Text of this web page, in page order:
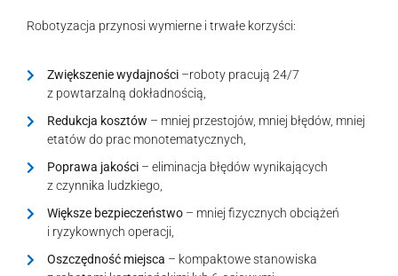
Robotyzacja przynosi wymierne i trwałe korzyści:
Zwiększenie wydajności –roboty pracują 24/7
z powtarzalną dokładnością,
Redukcja kosztów – mniej przestojów, mniej błędów, mniej
etatów do prac monotematycznych,
Poprawa jakości– eliminacja błędów wynikających
z czynnika ludzkiego,
Większe bezpieczeństwo– mniej fizycznych obciążeń
i ryzykownych operacji,
Oszczędność miejsca – kompaktowe stanowiska